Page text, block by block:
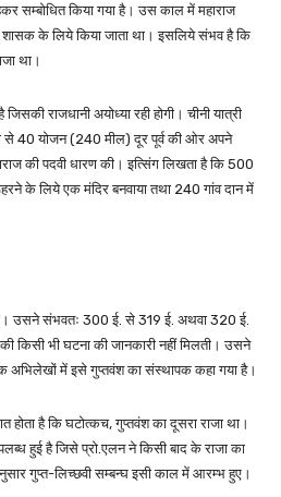
सम्बोधित किया गया है। उस काल में महाराज
शासक के लिये किया जाता था। इसलिये संभव है कि
था।
राजधानी अयोध्या रही होगी। चीनी यात्री
से 40 योजन (240 मील) दूर पूर्व की ओर अपने
की पदवी धारण की। इत्सिंग लिखता है कि 500
ठहरने के लिये एक मंदिर बनवाया तथा 240 गांव दान में
उसने संभवतः 300 ई. से 319 ई. अथवा 320 ई.
भी घटना की जानकारी नहीं मिलती। उसने
अभिलेखों में इसे गुप्तवंश का संस्थापक कहा गया है।
होता है कि घटोत्कच, गुप्तवंश का दूसरा राजा था।
हुई है जिसे प्रो.एलन ने किसी बाद के राजा का
गुप्त-लिच्छवी सम्बन्घ इसी काल में आरम्भ हुए।